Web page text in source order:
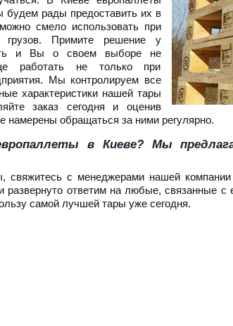
рады предоставить их в
смело использовать при
грузов. Примите решение у
и Вы о своем выборе не
работать не только при
Мы контролируем все
характеристики нашей тары
заказ сегодня и оценив
намерены обращаться за ними регулярно.
в Киеве? Мы
свяжитесь с менеджерами нашей
развернуто ответим на любые, связанные
самой лучшей тары уже сегодня.